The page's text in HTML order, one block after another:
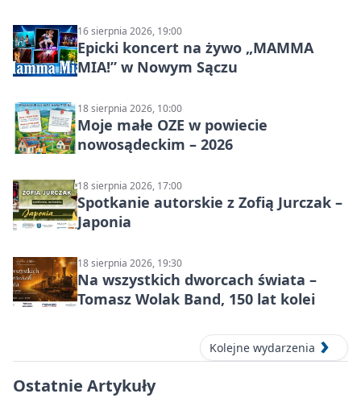
16 sierpnia 2026, 19:00
Epicki koncert na żywo „MAMMA
MIA!” w Nowym Sączu
18 sierpnia 2026, 10:00
Moje małe OZE w powiecie
nowosądeckim – 2026
18 sierpnia 2026, 17:00
Spotkanie autorskie z Zofią Jurczak –
Japonia
18 sierpnia 2026, 19:30
Na wszystkich dworcach świata –
Tomasz Wolak Band, 150 lat kolei
Kolejne wydarzenia
Ostatnie Artykuły